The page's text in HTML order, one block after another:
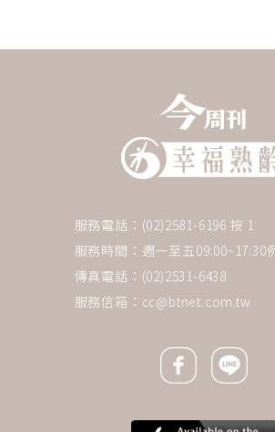
服務電話：(02)2581-6196 按 1
服務時間：週一至五09:00~17:30
傳真電話：(02)2531-6438
服務信箱： cc@btnet.com.tw
Facebook icon
Line icon